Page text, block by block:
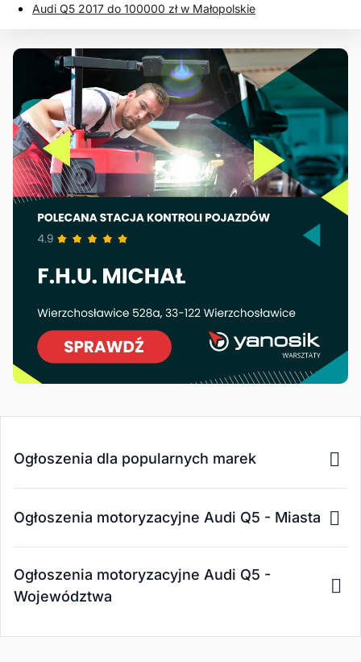
Audi Q5 2017 do 100000 zł w Małopolskie
Ogłoszenia dla popularnych marek
Ogłoszenia motoryzacyjne Audi Q5 - Miasta
Ogłoszenia motoryzacyjne Audi Q5 -
Województwa